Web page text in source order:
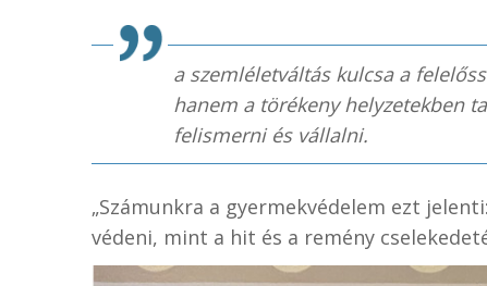
a szemléletváltás kulcsa a
hanem a törékeny helyzetekben
felismerni és vállalni.
„Számunkra a gyermekvédelem ezt
védeni, mint a hit és a remény